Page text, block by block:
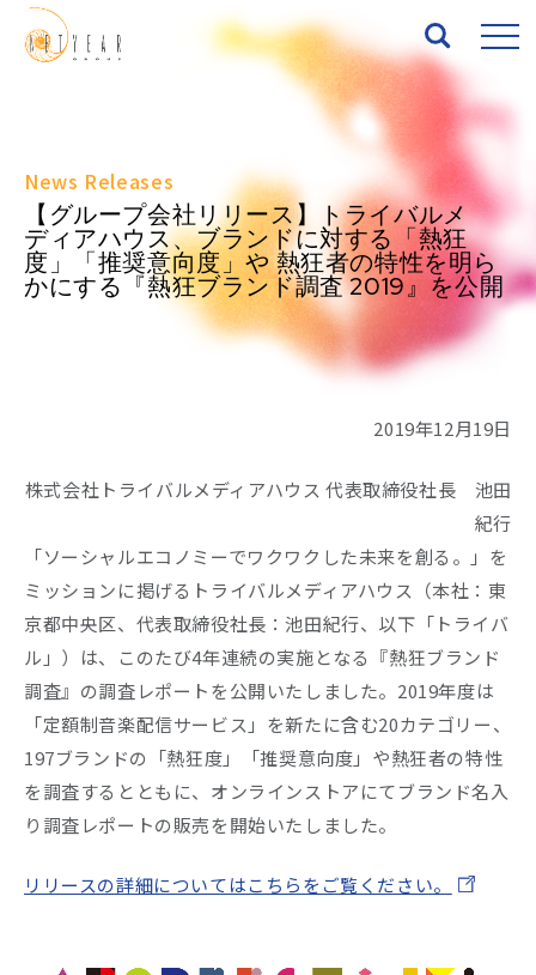
About
Services
Company
Recruit
News Releases
【グループ会社リリース】トライバルメ
ディアハウス、ブランドに対する「熱狂
度」「推奨意向度」や 熱狂者の特性を明ら
かにする『熱狂ブランド調査 2019』を公開
2019年12月19日
株式会社トライバルメディアハウス 代表取締役社長 池田
紀行
「ソーシャルエコノミーでワクワクした未来を創る。」を
ミッションに掲げるトライバルメディアハウス（本社：東
京都中央区、代表取締役社長：池田紀行、以下「トライバ
ル」）は、このたび4年連続の実施となる『熱狂ブランド
調査』の調査レポートを公開いたしました。2019年度は
「定額制音楽配信サービス」を新たに含む20カテゴリー、
197ブランドの「熱狂度」「推奨意向度」や熱狂者の特性
を調査するとともに、オンラインストアにてブランド名入
り調査レポートの販売を開始いたしました。
リリースの詳細についてはこちらをご覧ください。